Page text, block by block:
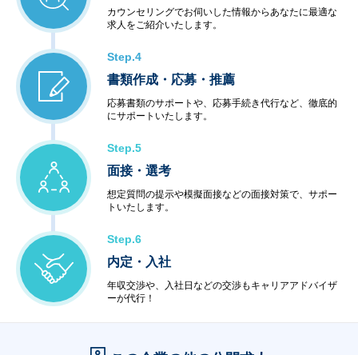
カウンセリングでお伺いした情報からあなたに最適な
求人をご紹介いたします。
Step.4
書類作成・応募・推薦
応募書類のサポートや、応募手続き代行など、徹底的
にサポートいたします。
Step.5
面接・選考
想定質問の提示や模擬面接などの面接対策で、サポー
トいたします。
Step.6
内定・入社
年収交渉や、入社日などの交渉もキャリアアドバイザ
ーが代行！